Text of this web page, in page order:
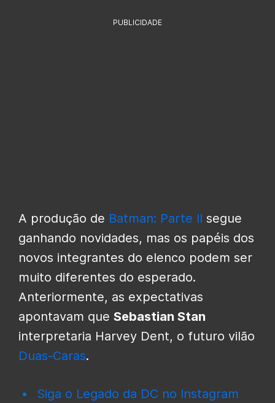
PUBLICIDADE
A produção de Batman: Parte II segue
ganhando novidades, mas os papéis dos
novos integrantes do elenco podem ser
muito diferentes do esperado.
Anteriormente, as expectativas
apontavam que Sebastian Stan
interpretaria Harvey Dent, o futuro vilão
Duas-Caras.
Siga o Legado da DC no Instagram